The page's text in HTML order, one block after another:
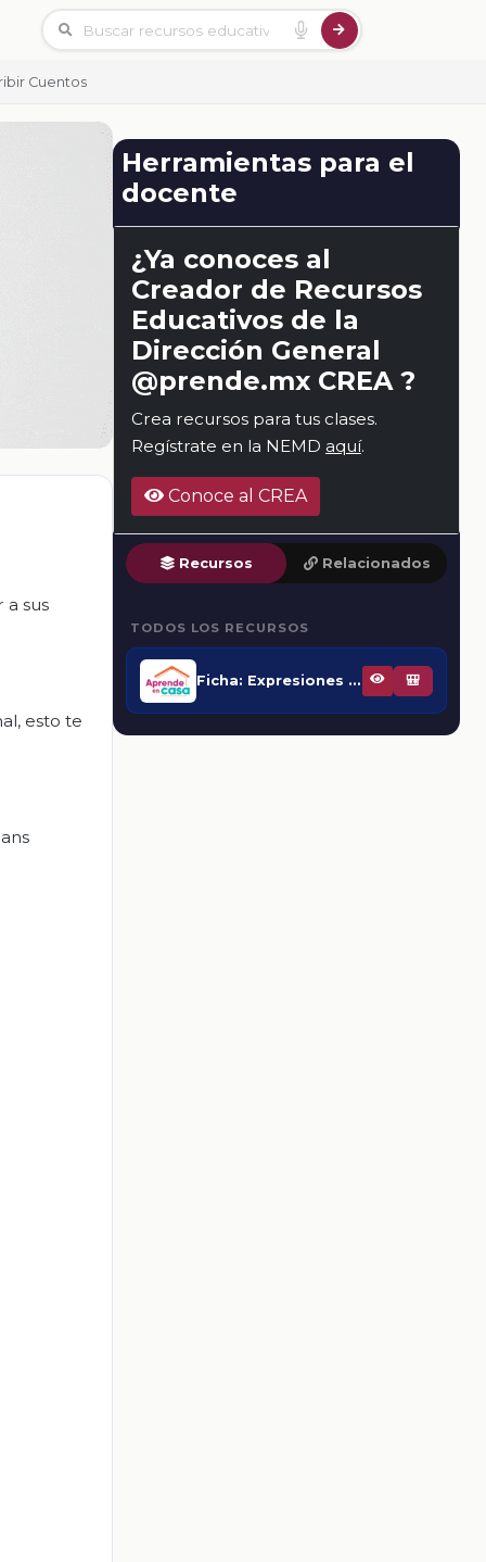
Cuentos
sus
esto te
Herramientas para el
docente
¿Ya conoces al
Creador de Recursos
Educativos de la
Dirección General
@prende.mx CREA ?
Crea recursos para tus clases.
Regístrate en la NEMD aquí.
Conoce al CREA
Recursos Relacionados
TODOS LOS RECURSOS
Ficha: Expresiones para escribir cuentos 🎒